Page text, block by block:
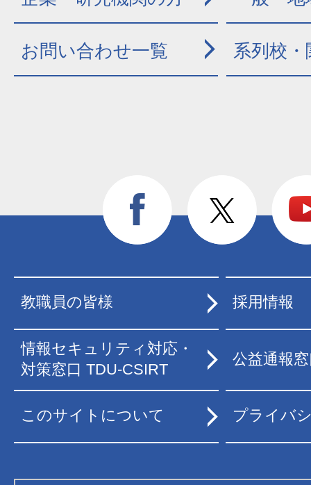
お問い合わせ一覧 系列校
教職員の皆様 採用情報
情報セキュリティ対応・
対策窓口 TDU-CSIRT
公益通報
このサイトについて プライバ